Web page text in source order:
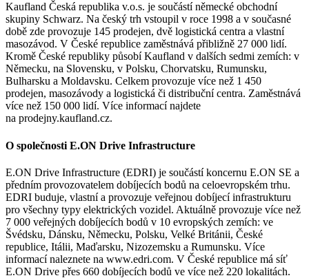
Kaufland Česká republika v.o.s. je součástí německé obchodní
skupiny Schwarz. Na český trh vstoupil v roce 1998 a v současné
době zde provozuje 145 prodejen, dvě logistická centra a vlastní
masozávod. V České republice zaměstnává přibližně 27 000 lidí.
Kromě České republiky působí Kaufland v dalších sedmi zemích: v
Německu, na Slovensku, v Polsku, Chorvatsku, Rumunsku,
Bulharsku a Moldavsku. Celkem provozuje více než 1 450
prodejen, masozávody a logistická či distribuční centra. Zaměstnává
více než 150 000 lidí. Více informací najdete
na prodejny.kaufland.cz.
O společnosti E.ON Drive Infrastructure
E.ON Drive Infrastructure (EDRI) je součástí koncernu E.ON SE a
předním provozovatelem dobíjecích bodů na celoevropském trhu.
EDRI buduje, vlastní a provozuje veřejnou dobíjecí infrastrukturu
pro všechny typy elektrických vozidel. Aktuálně provozuje více než
7 000 veřejných dobíjecích bodů v 10 evropských zemích: ve
Švédsku, Dánsku, Německu, Polsku, Velké Británii, České
republice, Itálii, Maďarsku, Nizozemsku a Rumunsku. Více
informací naleznete na www.edri.com. V České republice má síť
E.ON Drive přes 660 dobíjecích bodů ve více než 220 lokalitách.